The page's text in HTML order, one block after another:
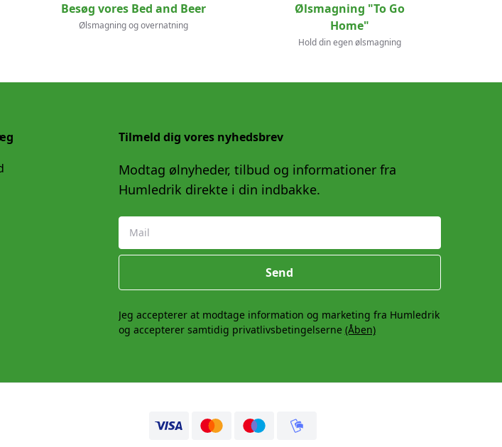
Besøg vores Bed and Beer
Ølsmagning og overnatning
Ølsmagning "To Go
Home"
Hold din egen ølsmagning
Tilmeld dig vores nyhedsbrev
Modtag ølnyheder, tilbud og informationer fra
Humledrik direkte i din indbakke.
Send
Jeg accepterer at modtage information og marketing fra Humledrik
og accepterer samtidig privatlivsbetingelserne (Åben)